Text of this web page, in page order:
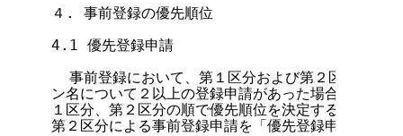
４. 事前登録の優先順位
4.1 優先登録申請
事前登録において、第１区分および第２区分に基
ン名について２以上の登録申請があった場合には、
１区分、第２区分の順で優先順位を決定するものと
第２区分による事前登録申請を「優先登録申請」とい